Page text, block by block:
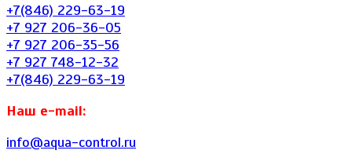
+7(846) 229-63-19
+7 927 206-36-05
+7 927 206-35-56
+7 927 748-12-32
+7(846) 229-63-19
Наш e-mail:
info@aqua-control.ru